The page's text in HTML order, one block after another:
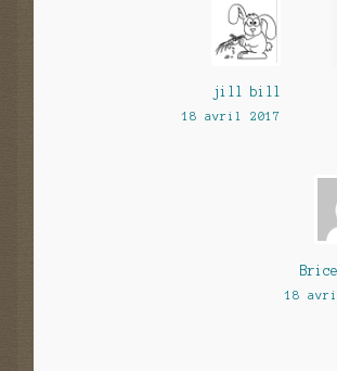
jill bill
18 avril 2017
18